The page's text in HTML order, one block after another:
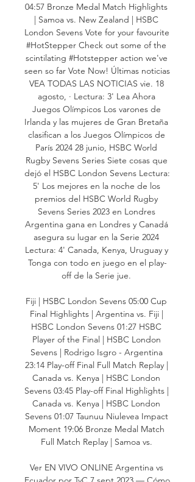
04:57 Bronze Medal Match Highlights
| Samoa vs. New Zealand | HSBC
London Sevens Vote for your favourite
#HotStepper Check out some of the
scintilating #Hotstepper action we've
seen so far Vote Now! Últimas noticias
VEA TODAS LAS NOTICIAS vie. 18
agosto, · Lectura: 3' Lea Ahora
Juegos Olímpicos Los varones de
Irlanda y las mujeres de Gran Bretaña
clasifican a los Juegos Olímpicos de
París 2024 28 junio, HSBC World
Rugby Sevens Series Siete cosas que
dejó el HSBC London Sevens Lectura:
5' Los mejores en la noche de los
premios del HSBC World Rugby
Sevens Series 2023 en Londres
Argentina gana en Londres y Canadá
asegura su lugar en la Serie 2024
Lectura: 4' Canada, Kenya, Uruguay y
Tonga con todo en juego en el play-
off de la Serie jue.
Fiji | HSBC London Sevens 05:00 Cup
Final Highlights | Argentina vs. Fiji |
HSBC London Sevens 01:27 HSBC
Player of the Final | HSBC London
Sevens | Rodrigo Isgro - Argentina
23:14 Play-off Final Full Match Replay |
Canada vs. Kenya | HSBC London
Sevens 03:45 Play-off Final Highlights |
Canada vs. Kenya | HSBC London
Sevens 01:07 Taunuu Niulevea Impact
Moment 19:06 Bronze Medal Match
Full Match Replay | Samoa vs.
Ver EN VIVO ONLINE Argentina vs